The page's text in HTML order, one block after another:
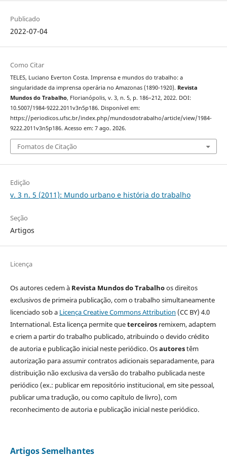
Publicado
2022-07-04
Como Citar
TELES, Luciano Everton Costa. Imprensa e mundos do trabalho: a
singularidade da imprensa operária no Amazonas (1890-1920). Revista
Mundos do Trabalho, Florianópolis, v. 3, n. 5, p. 186–212, 2022. DOI:
10.5007/1984-9222.2011v3n5p186. Disponível em:
https://periodicos.ufsc.br/index.php/mundosdotrabalho/article/view/1984-
9222.2011v3n5p186. Acesso em: 7 ago. 2026.
Fomatos de Citação
Edição
v. 3 n. 5 (2011): Mundo urbano e história do trabalho
Seção
Artigos
Licença
Os autores cedem à Revista Mundos do Trabalhoos direitos
exclusivos de primeira publicação, com o trabalho simultaneamente
licenciado sob a Licença Creative Commons Attribution (CC BY) 4.0
International. Esta licença permite queterceirosremixem, adaptem
e criem a partir do trabalho publicado, atribuindo o devido crédito
de autoria e publicação inicial neste periódico. Osautorestêm
autorização para assumir contratos adicionais separadamente, para
distribuição não exclusiva da versão do trabalho publicada neste
periódico (ex.: publicar em repositório institucional, em site pessoal,
publicar uma tradução, ou como capítulo de livro), com
reconhecimento de autoria e publicação inicial neste periódico.
Artigos Semelhantes